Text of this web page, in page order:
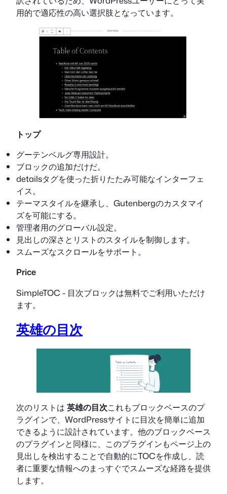
用的で適応性の高い選択肢となっています。
トップ
グーテンベルグ専用設計。
ブロックの追加だけだ。
detailsタグを使った折りたたみ可能なインターフェ
イス。
テーマスタイルを継承し、Gutenbergのカスタマイ
ズを可能にする。
管理者用のグローバル設定。
見出しの深さとリストのスタイルを制御します。
スムーズなスクロールをサポート。
Price
SimpleTOC - 目次ブロックは無料でご利用いただけ
ます。
英雄の目次
次のリストは 英雄の目次これもブロックベースのプ
ラグインで、WordPressサイトに目次を簡単に追加
できるように設計されています。他のブロックベース
のプラグインと同様に、このプラグインもページ上の
見出しを検出することで自動的にTOCを作成し、読
者に重要な情報へのまっすぐでスムーズな経路を提供
します。